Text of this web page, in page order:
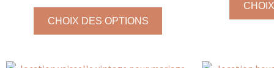
CHOIX DES OPTIONS